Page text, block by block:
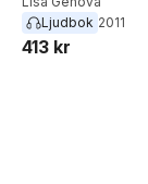
Ljudbok 2011
413 kr